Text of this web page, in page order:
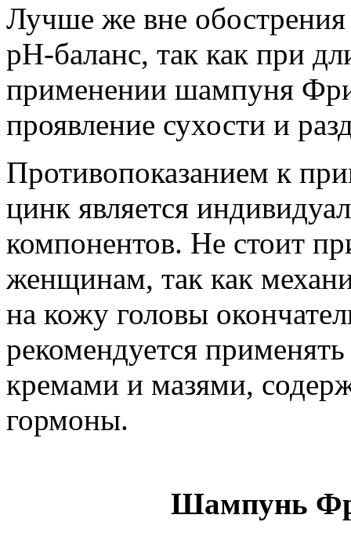
Лучше же вне
рН-баланс, так как при
применении шампуня
проявление сухости и
Противопоказанием к
цинк является
компонентов. Не стоит
женщинам, так как
на кожу головы
рекомендуется
кремами и мазями,
гормоны.
Шампунь